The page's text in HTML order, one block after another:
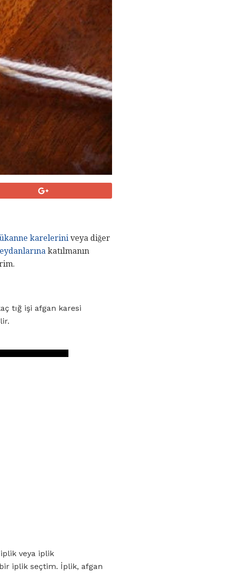
karelerini veya diğer
katılmanın
tığ işi afgan karesi
iplik veya iplik
iplik seçtim. İplik, afgan